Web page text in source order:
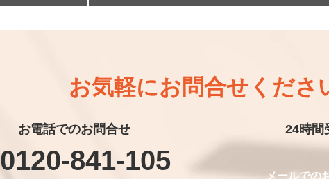
お気軽にお問合せくださ
お電話でのお問合せ
0120-841-105
24時間
メールでの